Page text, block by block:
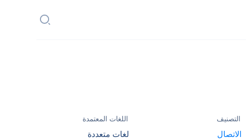
التصنيف
الاتصال
اللغات المعتمدة
لغات متعددة